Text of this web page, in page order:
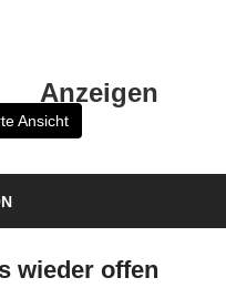
Anzeigen
Ansicht
wieder offen